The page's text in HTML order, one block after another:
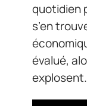
quotidien
s’en
évalué,
explosent.